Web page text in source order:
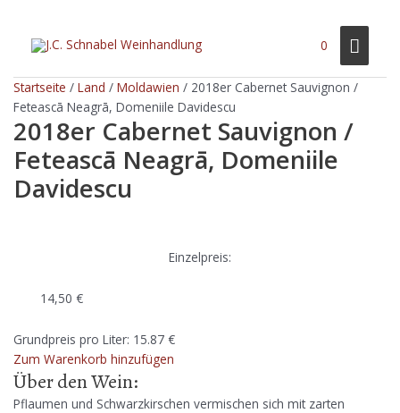
springen
0
Startseite / Land / Moldawien / 2018er Cabernet Sauvignon /
Feteascā Neagrā, Domeniile Davidescu
2018er Cabernet Sauvignon /
Feteascā Neagrā, Domeniile
Davidescu
Einzelpreis:
14,50 €
Grundpreis pro Liter: 15.87 €
Zum Warenkorb hinzufügen
Über den Wein:
Pflaumen und Schwarzkirschen vermischen sich mit zarten